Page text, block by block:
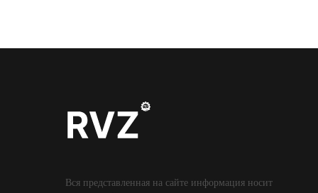
Вся представленная на сайте информация носит